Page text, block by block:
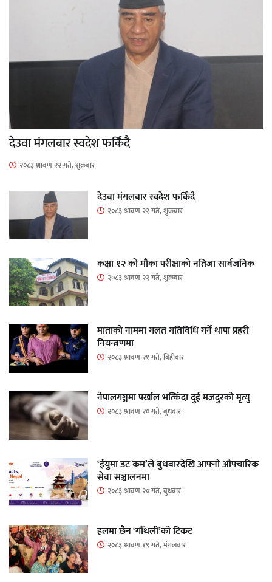
देउवा मंगलबार स्वदेश फर्किंदै
२०८३ श्रावण २२ गते, शुक्रबार
देउवा मंगलबार स्वदेश फर्किंदै
२०८३ श्रावण २२ गते, शुक्रबार
कक्षा १२ को मौका परीक्षाको नतिजा सार्वजनिक
२०८३ श्रावण २२ गते, शुक्रबार
माताकाे नाममा गलत गतिविधि गर्ने थापा प्रहरी
नियन्त्रणमा
२०८३ श्रावण २१ गते, बिहीबार
नेपालगञ्जमा पर्खाल भत्किँदा दुई मजदुरको मृत्यु
२०८३ श्रावण २० गते, बुधबार
‘ईयुमा डट कम’ले बुधबारदेखि आफ्नो औपचारिक
सेवा सञ्चालनमा
२०८३ श्रावण २० गते, बुधबार
हलमा छैन ‘गौँथली’को टिकट
२०८३ श्रावण १९ गते, मंगलवार